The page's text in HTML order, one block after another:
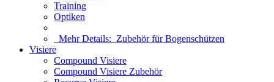
Training
Optiken
Mehr Details: Zubehör für Bogenschützen
Visiere
Compound Visiere
Compound Visiere Zubehör